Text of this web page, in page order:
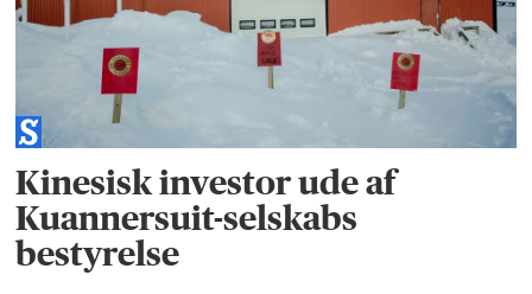
Kinesisk investor ude af
Kuannersuit-selskabs
bestyrelse